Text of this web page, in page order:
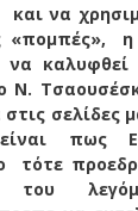
να
«πομπές», η
να
Ν.
σελίδες
πως
τότε